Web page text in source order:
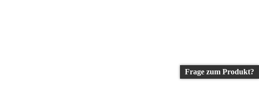
Frage zum Produkt?